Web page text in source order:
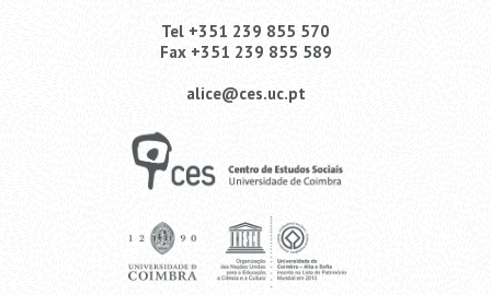
Tel +351 239 855 570
Fax +351 239 855 589
alice@ces.uc.pt